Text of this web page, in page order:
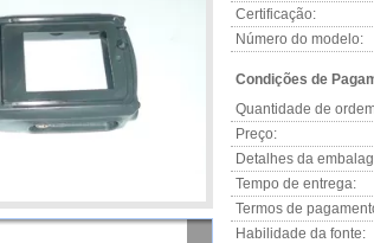
Certificação:
Número do modelo:
Condições de
Quantidade de
Preço:
Detalhes da
Tempo de entrega:
Termos de
Habilidade da fonte: